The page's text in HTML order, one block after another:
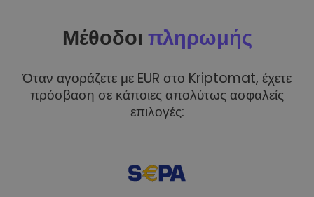
Μέθοδοι πληρωμής
Όταν αγοράζετε με EUR στο Kriptomat, έχετε
πρόσβαση σε κάποιες απολύτως ασφαλείς
επιλογές: